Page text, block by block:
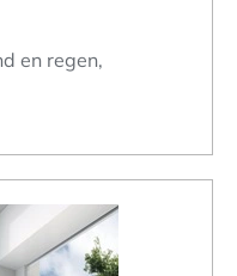
en regen,